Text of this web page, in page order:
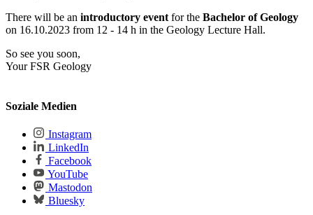
There will be an introductory event for the Bachelor of Geology
on 16.10.2023 from 12 - 14 h in the Geology Lecture Hall.
So see you soon,
Your FSR Geology
Soziale Medien
Instagram
LinkedIn
Facebook
YouTube
Mastodon
Bluesky